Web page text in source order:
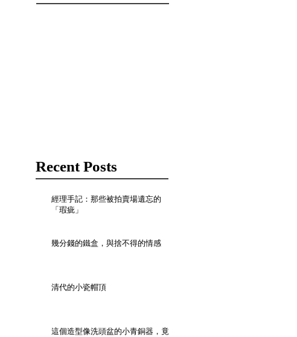
Recent Posts
經理手記：那些被拍賣場遺忘的
「瑕疵」
幾分錢的鐵盒，與捨不得的情感
清代的小瓷帽頂
這個造型像洗頭盆的小青銅器，竟